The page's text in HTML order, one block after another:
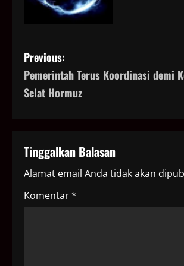
P
o
n
a
v
Previous:
Pemerintah Terus Koordinasi demi
Selat Hormuz
Tinggalkan Balasan
Alamat email Anda tidak akan
Komentar*